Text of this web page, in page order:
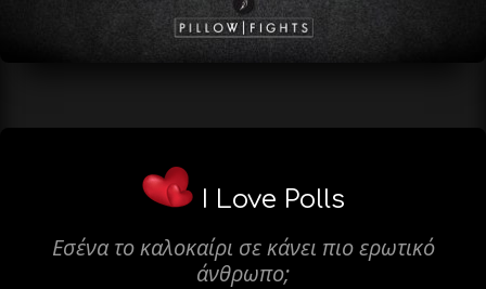
I Love Polls
Εσένα το καλοκαίρι σε κάνει πιο ερωτικό
άνθρωπο;